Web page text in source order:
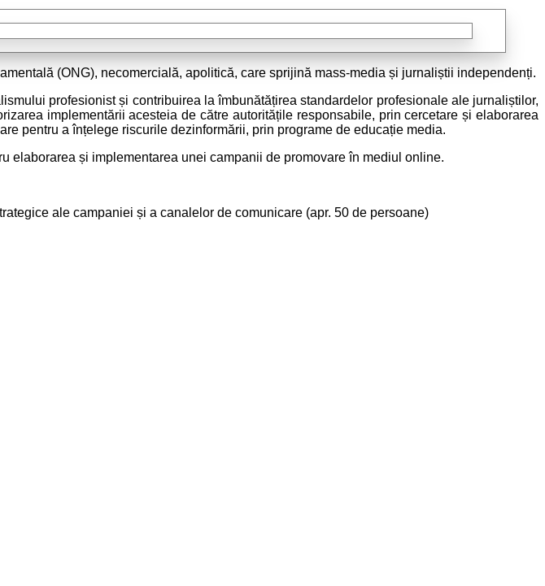
(ONG), necomercială, apolitică, care sprijină mass-media și jurnaliștii independenți.
profesionist și contribuirea la îmbunătățirea standardelor profesionale ale jurnaliștilor,
implementării acesteia de către autoritățile responsabile, prin cercetare și elaborarea
pentru a înțelege riscurile dezinformării, prin programe de educație media.
elaborarea și implementarea unei campanii de promovare în mediul online.
ale campaniei și a canalelor de comunicare (apr. 50 de persoane)